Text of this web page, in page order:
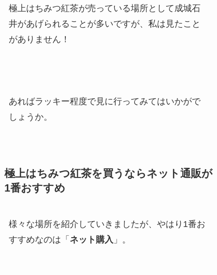
極上はちみつ紅茶が売っている場所として成城石
井があげられることが多いですが、私は見たこと
がありません！
あればラッキー程度で見に行ってみてはいかがで
しょうか。
極上はちみつ紅茶を買うならネット通販が
1番おすすめ
様々な場所を紹介していきましたが、やはり1番お
すすめなのは「 ネット購入 」。